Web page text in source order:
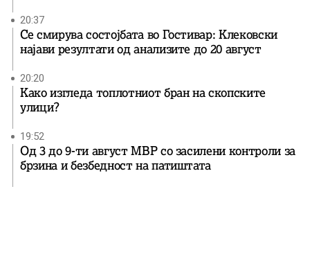
20:37
Се смирува состојбата во Гостивар: Клековски
најави резултати од анализите до 20 август
20:20
Како изгледа топлотниот бран на скопските
улици?
19:52
Од 3 до 9-ти август МВР со засилени контроли за
брзина и безбедност на патиштата